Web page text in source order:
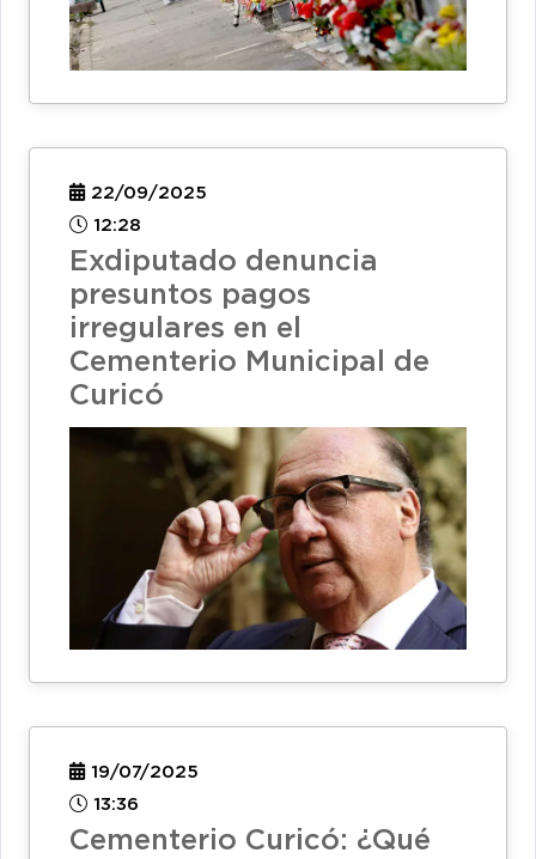
22/09/2025
12:28
Exdiputado denuncia
presuntos pagos
irregulares en el
Cementerio Municipal de
Curicó
19/07/2025
13:36
Cementerio Curicó: ¿Qué